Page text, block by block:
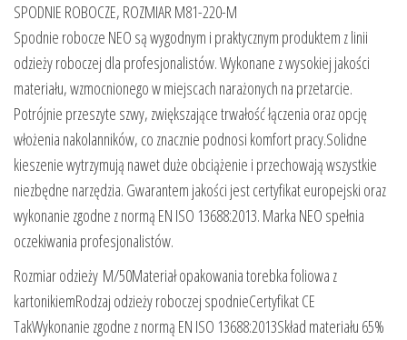
SPODNIE ROBOCZE, ROZMIAR M81-220-M
Spodnie robocze NEO są wygodnym i praktycznym produktem z linii
odzieży roboczej dla profesjonalistów. Wykonane z wysokiej jakości
materiału, wzmocnionego w miejscach narażonych na przetarcie.
Potrójnie przeszyte szwy, zwiększające trwałość łączenia oraz opcję
włożenia nakolanników, co znacznie podnosi komfort pracy.Solidne
kieszenie wytrzymują nawet duże obciążenie i przechowają wszystkie
niezbędne narzędzia. Gwarantem jakości jest certyfikat europejski oraz
wykonanie zgodne z normą EN ISO 13688:2013. Marka NEO spełnia
oczekiwania profesjonalistów.
Rozmiar odzieży M/50Materiał opakowania torebka foliowa z
kartonikiemRodzaj odzieży roboczej spodnieCertyfikat CE
TakWykonanie zgodne z normą EN ISO 13688:2013Skład materiału 65%